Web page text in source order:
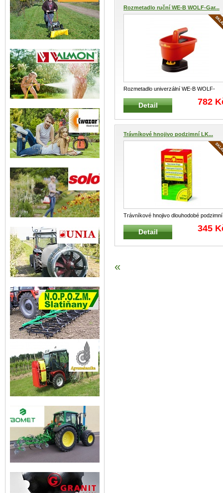
Rozmetadlo ruční WE-B WOLF-Gar...
Rozmetadlo univerzální WE-B WOLF-
Garten Ruční bateriové univerzální a
...
Detail 782
Trávníkové hnojivo podzimní LK...
Trávníkové hnojivo dlouhodobé podzimní
LK-B 100 WOLF-Garten 2,5 kg na 100 ...
Detail 345
«